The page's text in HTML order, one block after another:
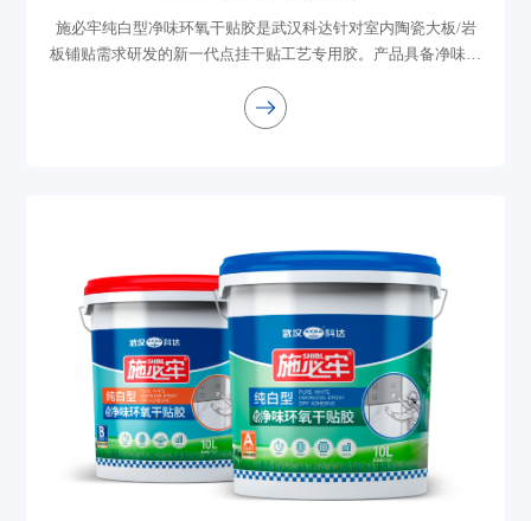
施必牢纯白型净味环氧干贴胶是武汉科达针对室内陶瓷大板/岩
板铺贴需求研发的新一代点挂干贴工艺专用胶。产品具备净味环
住宅装修、商业空间装饰、旧房快速...